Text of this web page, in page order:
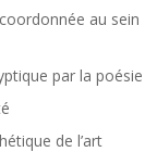
au sein
par la poésie
de l’art